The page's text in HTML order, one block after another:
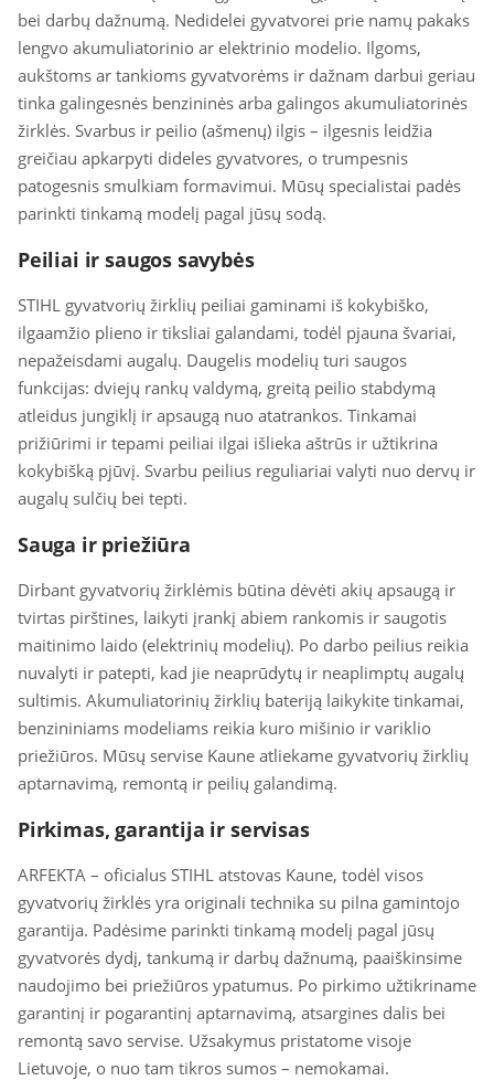
bei darbų dažnumą. Nedidelei gyvatvorei prie namų pakaks
lengvo akumuliatorinio ar elektrinio modelio. Ilgoms,
aukštoms ar tankioms gyvatvorėms ir dažnam darbui geriau
tinka galingesnės benzininės arba galingos akumuliatorinės
žirklės. Svarbus ir peilio (ašmenų) ilgis – ilgesnis leidžia
greičiau apkarpyti dideles gyvatvores, o trumpesnis
patogesnis smulkiam formavimui. Mūsų specialistai padės
parinkti tinkamą modelį pagal jūsų sodą.
Peiliai ir saugos savybės
STIHL gyvatvorių žirklių peiliai gaminami iš kokybiško,
ilgaamžio plieno ir tiksliai galandami, todėl pjauna švariai,
nepažeisdami augalų. Daugelis modelių turi saugos
funkcijas: dviejų rankų valdymą, greitą peilio stabdymą
atleidus jungiklį ir apsaugą nuo atatrankos. Tinkamai
prižiūrimi ir tepami peiliai ilgai išlieka aštrūs ir užtikrina
kokybišką pjūvį. Svarbu peilius reguliariai valyti nuo dervų ir
augalų sulčių bei tepti.
Sauga ir priežiūra
Dirbant gyvatvorių žirklėmis būtina dėvėti akių apsaugą ir
tvirtas pirštines, laikyti įrankį abiem rankomis ir saugotis
maitinimo laido (elektrinių modelių). Po darbo peilius reikia
nuvalyti ir patepti, kad jie neaprūdytų ir neaplimptų augalų
sultimis. Akumuliatorinių žirklių bateriją laikykite tinkamai,
benzininiams modeliams reikia kuro mišinio ir variklio
priežiūros. Mūsų servise Kaune atliekame gyvatvorių žirklių
aptarnavimą, remontą ir peilių galandimą.
Pirkimas, garantija ir servisas
ARFEKTA – oficialus STIHL atstovas Kaune, todėl visos
gyvatvorių žirklės yra originali technika su pilna gamintojo
garantija. Padėsime parinkti tinkamą modelį pagal jūsų
gyvatvorės dydį, tankumą ir darbų dažnumą, paaiškinsime
naudojimo bei priežiūros ypatumus. Po pirkimo užtikriname
garantinį ir pogarantinį aptarnavimą, atsargines dalis bei
remontą savo servise. Užsakymus pristatome visoje
Lietuvoje, o nuo tam tikros sumos – nemokamai.